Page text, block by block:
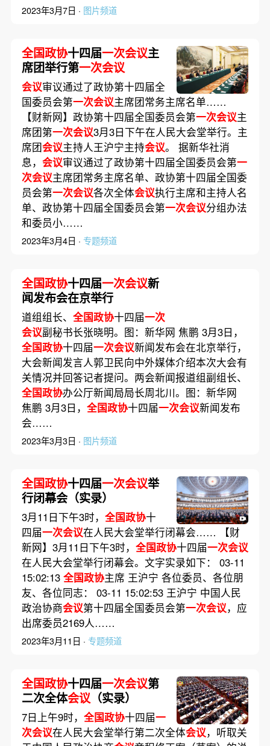
2023年3月7日 · 图片频道
全国政协十四届一次会议主
席团举行第一次会议
会议审议通过了政协第十四届全
国委员会第一次会议主席团常务主席名单……
【财新网】政协第十四届全国委员会第一次会议主
席团第一次会议3月3日下午在人民大会堂举行。主
席团会议主持人王沪宁主持会议。 据新华社消
息， 会议审议通过了政协第十四届全国委员会第一
次会议主席团常务主席名单、政协第十四届全国委
员会第一次会议各次全体会议执行主席和主持人名
单、政协第十四届全国委员会第一次会议分组办法
和委员小……
2023年3月4日 · 专题频道
全国政协十四届一次会议新
闻发布会在京举行
道组组长、 全国政协十四届一次
会议副秘书长张晓明。图：新华网 焦鹏 3月3日，
全国政协十四届一次会议新闻发布会在北京举行，
大会新闻发言人郭卫民向中外媒体介绍本次大会有
关情况并回答记者提问。两会新闻报道组副组长、
全国政协办公厅新闻局局长周北川。图：新华网
焦鹏 3月3日， 全国政协十四届一次会议新闻发布
会……
2023年3月3日 · 图片频道
全国政协十四届一次会议举
行闭幕会（实录）
3月11日下午3时， 全国政协十
四届一次会议在人民大会堂举行闭幕会…… 【财
新网】3月11日下午3时， 全国政协十四届一次会议
在人民大会堂举行闭幕会。文字实录如下： 03-11
15:02:13 全国政协主席 王沪宁 各位委员、各位朋
友、各位同志： 03-11 15:02:53 王沪宁 中国人民
政治协商会议第十四届全国委员会第一次会议，应
出席委员2169人……
2023年3月11日 · 专题频道
全国政协十四届一次会议第
二次全体会议（实录）
7日上午9时， 全国政协十四届一
次会议在人民大会堂举行第二次全体会议，听取关